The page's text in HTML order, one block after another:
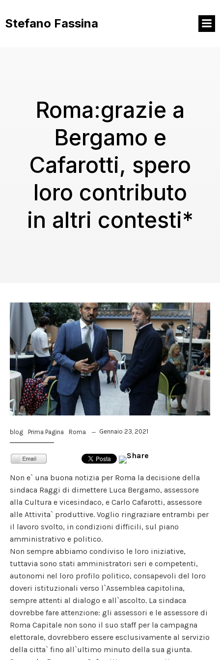
contenuto
Stefano Fassina
Roma:grazie a
Bergamo e
Cafarotti, spero
loro contributo
in altri contesti*
blog Prima Pagina Roma Gennaio 23, 2021
Non e` una buona notizia per Roma la decisione della
sindaca Raggi di dimettere Luca Bergamo, assessore
alla Cultura e vicesindaco, e Carlo Cafarotti, assessore
alle Attivita` produttive. Voglio ringraziare entrambi per
il lavoro svolto, in condizioni difficili, sul piano
amministrativo e politico.
Non sempre abbiamo condiviso le loro iniziative,
tuttavia sono stati amministratori seri e competenti,
autonomi nel loro profilo politico, consapevoli del loro
doveri istituzionali verso l`Assemblea capitolina,
sempre attenti al dialogo e all`ascolto. La sindaca
dovrebbe fare attenzione: gli assessori e le assessore di
Roma Capitale non sono il suo staff per la campagna
elettorale, dovrebbero essere esclusivamente al servizio
della citta` fino all`ultimo minuto della sua giunta.